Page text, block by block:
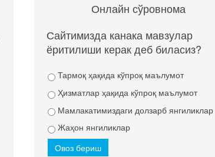
Онлайн сўровнома
Сайтимизда канака мавзулар
ёритилиши керак деб биласиз?
Тармоқ ҳақида кўпроқ маълумот
Ҳизматлар ҳақида кўпроқ маълумот
Мамлакатимиздаги долзарб янгиликлар
Жаҳон янгиликлар